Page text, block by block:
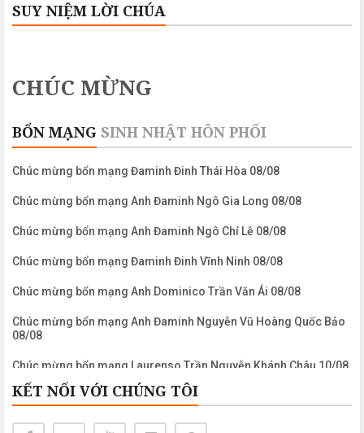
SUY NIỆM LỜI CHÚA
CHÚC MỪNG
BỔN MẠNG SINH NHẬT HÔN PHỐI
Chúc mừng bổn mạng Đaminh Đinh Thái Hòa 08/08
Chúc mừng bổn mạng Anh Đaminh Ngô Gia Long 08/08
Chúc mừng bổn mạng Anh Đaminh Ngô Chí Lễ 08/08
Chúc mừng bổn mạng Đaminh Đinh Vĩnh Ninh 08/08
Chúc mừng bổn mạng Anh Dominico Trần Văn Ái 08/08
Chúc mừng bổn mạng Anh Đaminh Nguyễn Vũ Hoàng Quốc Bảo
08/08
Chúc mừng bổn mạng Laurenso Trần Nguyễn Khánh Châu 10/08
Chúc mừng bổn mạng Anh Laurenso Nguyễn Ngọc Biển 10/08
Chúc mừng bổn mạng Chị Maria Clara Phạm Mỹ Khanh 11/08
KẾT NỐI VỚI CHÚNG TÔI